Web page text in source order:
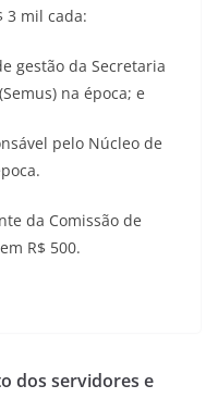
3 mil cada:
gestão da Secretaria
na época; e
pelo Núcleo de
da Comissão de
R$ 500.
dos servidores e